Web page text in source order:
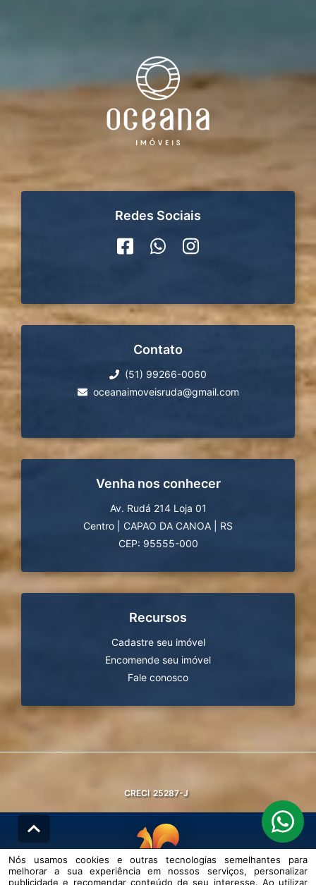
Redes Sociais
Contato
(51) 99266-0060
oceanaimoveisruda@gmail.com
Venha nos conhecer
Av. Rudá 214 Loja 01
Centro
CAPAO DA CANOA
RS
CEP: 95555-000
Recursos
Cadastre seu imóvel
Encomende seu imóvel
Fale conosco
CRECI 25287-J
© DESENVOLVIDO PELAAGIL.NET
Nós usamos cookies e outras tecnologias semelhantes para
melhorar a sua experiência em nossos serviços, personalizar
publicidade e recomendar conteúdo de seu interesse. Ao utilizar